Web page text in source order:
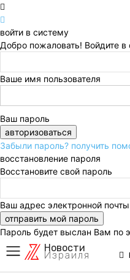
войти в систему
Добро пожаловать! Войдите в
Ваше имя пользователя
Ваш пароль
Забыли пароль? получить
восстановление пароля
Восстановите свой пароль
Ваш адрес электронной почты
Пароль будет выслан Вам по
Новости
Израиля